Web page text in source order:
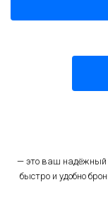
— это ваш надёжный
быстро и удобно